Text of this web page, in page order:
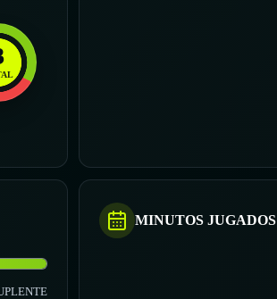
MINUTOS JUGADOS